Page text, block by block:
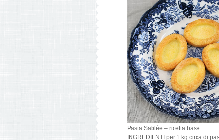
Pasta Sablée – ricetta base.
INGREDIENTI per 1 kg circa di